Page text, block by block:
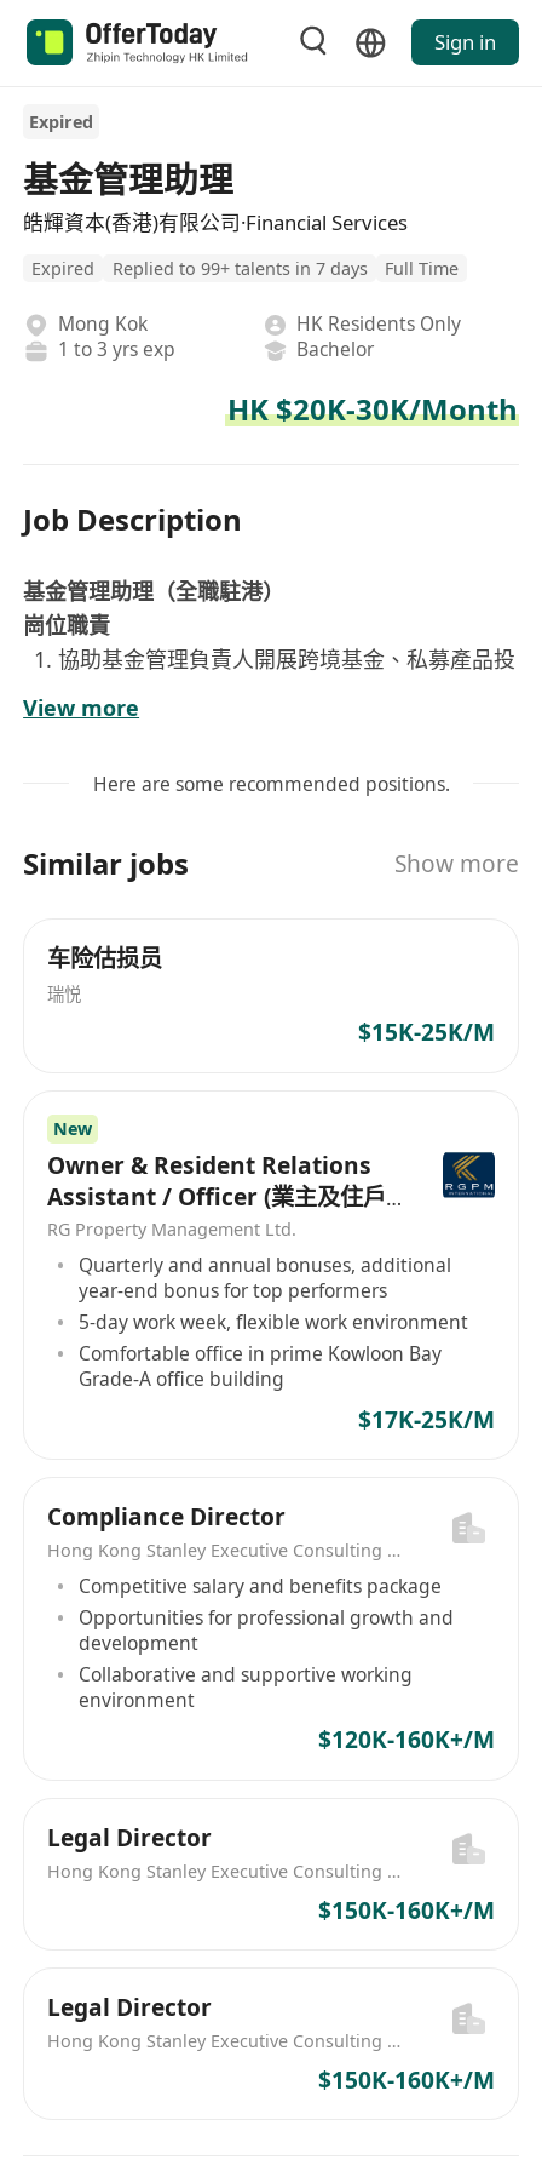
Sign in
Expired
基金管理助理
皓輝資本(香港)有限公司·Financial Services
Expired Replied to 99+ talents in 7 days Full Time
Mong Kok
HK Residents Only
1 to 3 yrs exp
Bachelor
HK $20K-30K/Month
Job Description
基金管理助理（全職駐港）
崗位職責
協助基金管理負責人開展跨境基金、私募產品投
據，搭建基金投研、產品運營基礎台賬。
來源核查，對接香港本地銀行完成跨境資金入境
撰寫基金投資週報、基金標的盡調備忘錄、投資
維護投資人日常對接，跟進協議流轉、資料歸
檔、投資台賬更新，配合 RO 完成內部合規自
營工作。
任職要求
身份要求：必須為香港本地居民，持有香港永久
身份證，流利粵語、英文讀寫流利，普通話可簡
單溝通。
經驗要求：1-3 年香港本地券商、資管、基金公
司、家族辦公室基金投研、產品運營助理相關全
職經驗，無內地同業經驗優先。
學歷要求：本科及以上學士學位，金融、經濟、
CFA 一級、FRM 一級優先。
能力要求：熟練使用 Bloomberg、Wind 港股
終端，精通 Excel 數據透視、財務建模；熟悉香
港 SFC 基金管理合規細則、跨境基金 QFLP 資金
穿透規則。
軟性要求：細心嚴謹、抗壓能力強，熟悉香港本
地金融監管語言，無 SFC、廉政公署不良記錄，
View more
Here are some recommended positions.
Similar jobs Show more
车险估损员
瑞悦
$15K-25K/M
New
Owner & Resident Relations
Assistant / Officer (業主及住戶
關係助理/主任）
RG Property Management Ltd.
Quarterly and annual bonuses, additional
year-end bonus for top performers
5-day work week, flexible work environment
Comfortable office in prime Kowloon Bay
Grade-A office building
$17K-25K/M
Compliance Director
Hong Kong Stanley Executive Consulting Limited
Competitive salary and benefits package
Opportunities for professional growth and
development
Collaborative and supportive working
environment
$120K-160K+/M
Legal Director
Hong Kong Stanley Executive Consulting Limited
$150K-160K+/M
Legal Director
Hong Kong Stanley Executive Consulting Limited
$150K-160K+/M